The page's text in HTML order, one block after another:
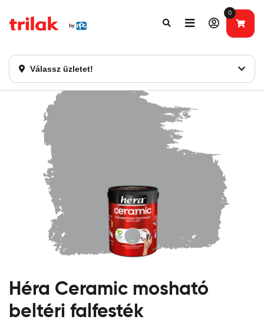
Válassz üzletet!
0
Fontos tájékoztatás!
Héra Ceramic mosható
beltéri falfesték